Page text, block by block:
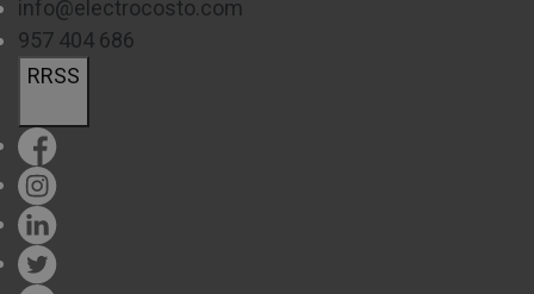
info@electrocosto.com
957 404 686
RRSS